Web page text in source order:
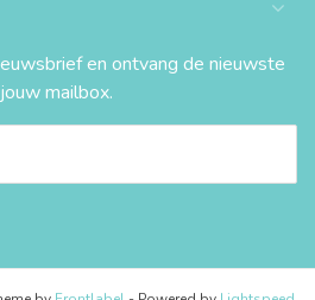
en ontvang de nieuwste
mailbox.